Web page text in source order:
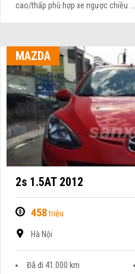
cao/thấp phù hợp xe ngược chiều ...
MAZDA
2s 1.5AT 2012
458triệu
Hà Nội
Đã đi 41.000 km